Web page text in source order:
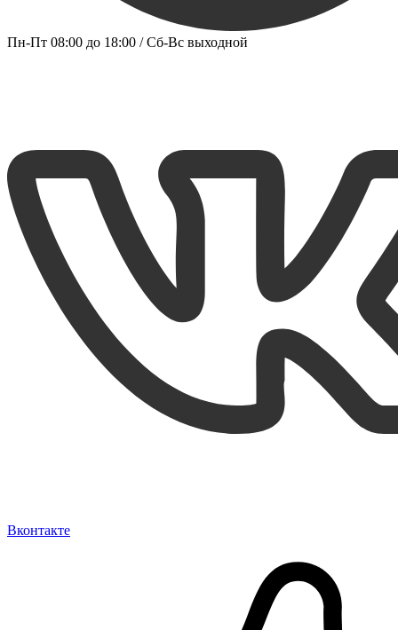
Пн-Пт 08:00 до 18:00 / Сб-Вс выходной
Вконтакте